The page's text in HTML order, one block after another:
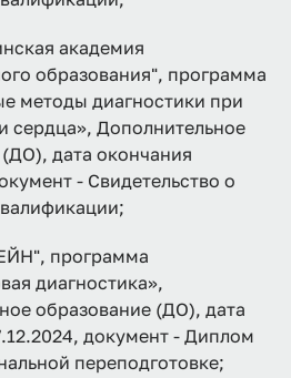
академия
образования", программа
методы диагностики при
сердца», Дополнительное
дата окончания
- Свидетельство о
программа
диагностика»,
образование (ДО), дата
документ - Диплом
переподготовке;